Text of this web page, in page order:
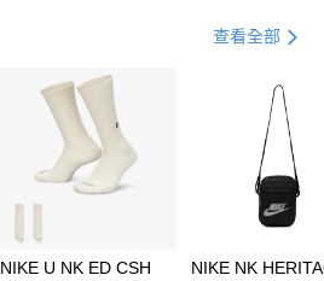
21家銀行
第一商業銀行
彰化商業銀行
查看全部
NIKE U NK ED CSH
NIKE NK